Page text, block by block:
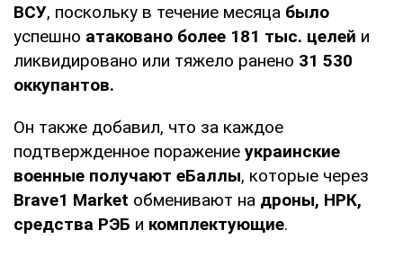
ВСУ, поскольку в течение месяца было
успешно атаковано более 181 тыс. целей и
ликвидировано или тяжело ранено 31 530
оккупантов.
Он также добавил, что за каждое
подтвержденное поражение украинские
военные получают еБаллы, которые через
Brave1 Market обменивают на дроны, НРК,
средства РЭБ и комплектующие.